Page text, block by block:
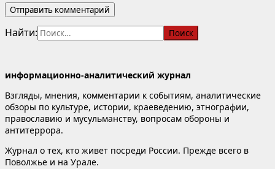
Найти:
информационно-аналитический журнал
Взгляды, мнения, комментарии к событиям, аналитические
обзоры по культуре, истории, краеведению, этнографии,
православию и мусульманству, вопросам обороны и
антитеррора.
Журнал о тех, кто живет посреди России. Прежде всего в
Поволжье и на Урале.